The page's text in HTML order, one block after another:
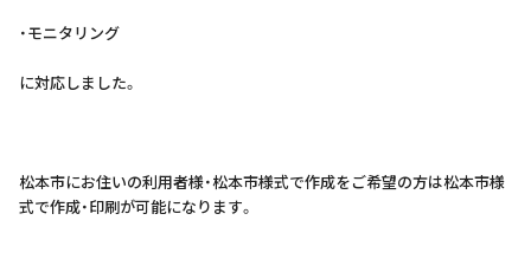
・モニタリング
に対応しました。
松本市にお住いの利用者様・松本市様式で作成をご希望の方は松本市様
式で作成・印刷が可能になります。